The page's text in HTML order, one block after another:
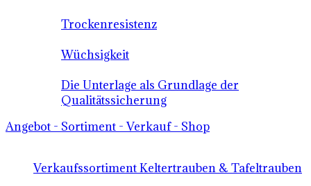
Trockenresistenz
Wüchsigkeit
Die Unterlage als Grundlage der
Qualitätssicherung
Angebot - Sortiment - Verkauf - Shop
Verkaufssortiment Keltertrauben & Tafeltrauben